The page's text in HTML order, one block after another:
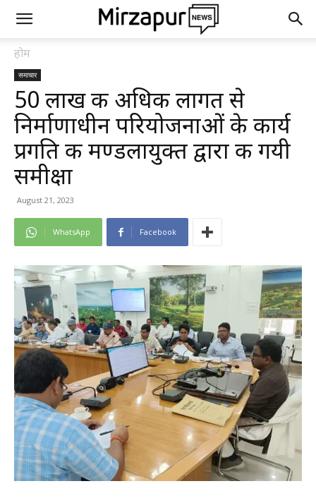
होम
समाचार
50 लाख की अधिक लागत से
निर्माणाधीन परियोजनाओं के कार्य
प्रगति की मण्डलायुक्त द्वारा की गयी
समीक्षा
August 21, 2023
WhatsApp Facebook